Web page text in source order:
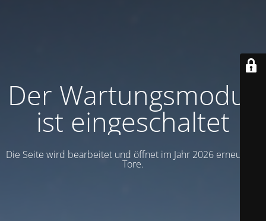
Der Wartungsmodus
ist eingeschaltet
Die Seite wird bearbeitet und öffnet im Jahr 2026 erneut die
Tore.